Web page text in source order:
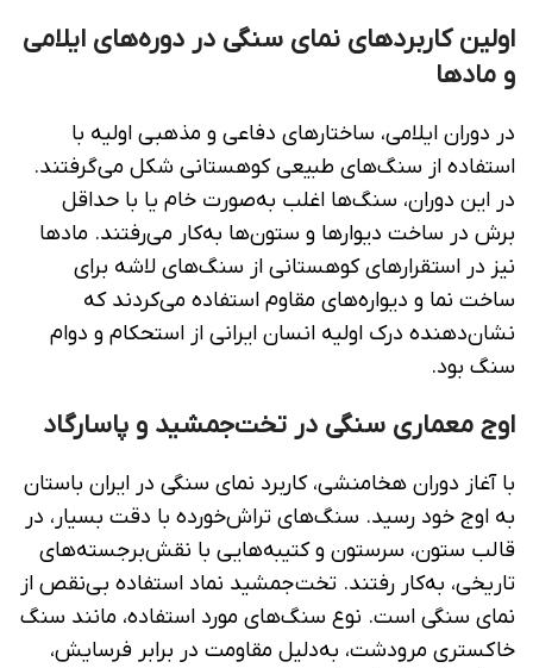
اولین کاربردهای نمای سنگی در دوره‌های ایلامی
و مادها
در دوران ایلامی، ساختارهای دفاعی و مذهبی اولیه با
استفاده از سنگ‌های طبیعی کوهستانی شکل می‌گرفتند.
در این دوران، سنگ‌ها اغلب به‌صورت خام یا با حداقل
برش در ساخت دیوارها و ستون‌ها به‌کار می‌رفتند. مادها
نیز در استقرارهای کوهستانی از سنگ‌های لاشه برای
ساخت نما و دیواره‌های مقاوم استفاده می‌کردند که
نشان‌دهنده درک اولیه انسان ایرانی از استحکام و دوام
سنگ بود.
اوج معماری سنگی در تخت‌جمشید و پاسارگاد
با آغاز دوران هخامنشی، کاربرد نمای سنگی در ایران باستان
به اوج خود رسید. سنگ‌های تراش‌خورده با دقت بسیار، در
قالب ستون، سرستون و کتیبه‌هایی با نقش‌برجسته‌های
تاریخی، به‌کار رفتند. تخت‌جمشید نماد استفاده بی‌نقص از
نمای سنگی است. نوع سنگ‌های مورد استفاده، مانند سنگ
خاکستری مرودشت، به‌دلیل مقاومت در برابر فرسایش،